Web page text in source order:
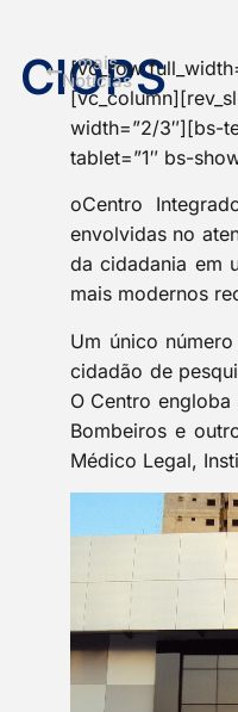
CIOPS
mais
Notícias
[vc_row
width=”2/3″][bs-
tablet=”1″ bs-
oCentro
envolvidas no
da cidadania em
mais modernos
Um único
cidadão de
O Centro
Bombeiros e
Médico Legal,